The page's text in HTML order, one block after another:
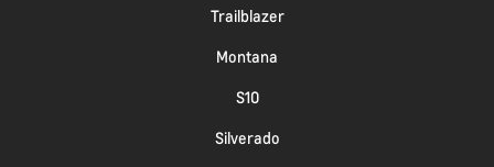
Trailblazer
Montana
S10
Silverado